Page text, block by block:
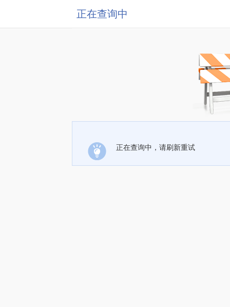
正在查询中
正在查询中，请刷新重试